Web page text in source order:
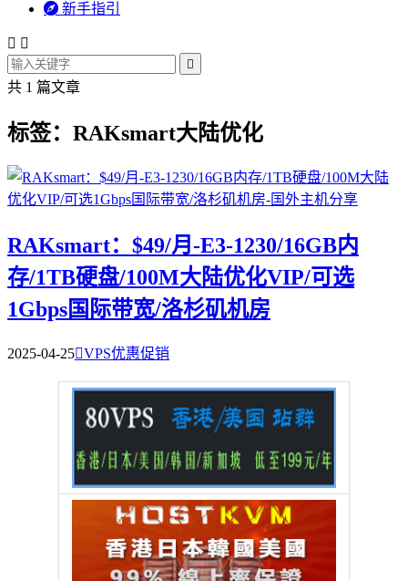
 新手指引
 

共 1 篇文章
标签：RAKsmart大陆优化
RAKsmart：$49/月-E3-1230/16GB内
存/1TB硬盘/100M大陆优化VIP/可选
1Gbps国际带宽/洛杉矶机房
2025-04-25VPS优惠促销